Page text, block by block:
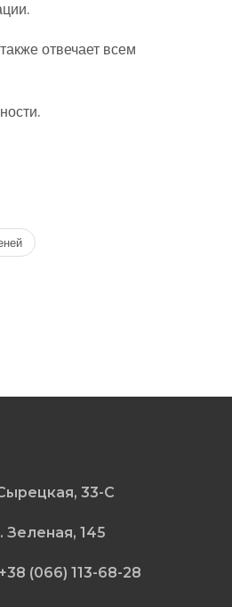
отвечает всем
33-С
Зеленая, 145
(066) 113-68-28